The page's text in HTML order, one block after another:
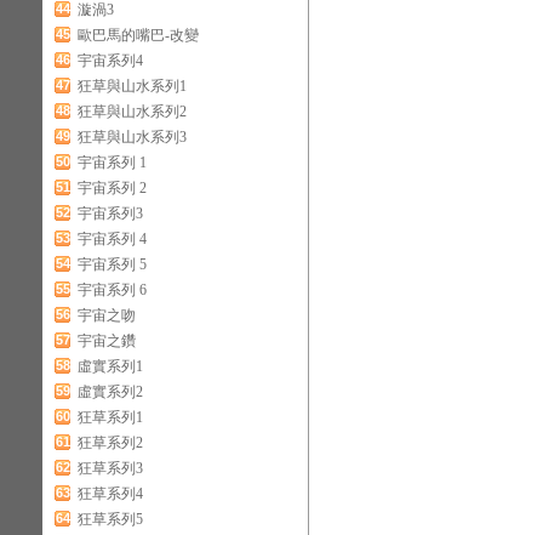
44 漩渦3
45 歐巴馬的嘴巴-改變
46 宇宙系列4
47 狂草與山水系列1
48 狂草與山水系列2
49 狂草與山水系列3
50 宇宙系列 1
51 宇宙系列 2
52 宇宙系列3
53 宇宙系列 4
54 宇宙系列 5
55 宇宙系列 6
56 宇宙之吻
57 宇宙之鑽
58 虛實系列1
59 虛實系列2
60 狂草系列1
61 狂草系列2
62 狂草系列3
63 狂草系列4
64 狂草系列5